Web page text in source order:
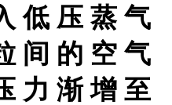
低 压 蒸 气
间 的 空 气
力 渐 增 至